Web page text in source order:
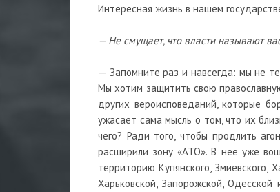
Интересная жизнь в нашем
— Не смущает, что власти называют
— Запомните раз и навсегда: мы не
Мы хотим защитить свою
других вероисповеданий, которые
ужасает сама мысль о том, что их
чего? Ради того, чтобы продлить
расширили зону «АТО». В нее уже
территорию Купянского, Змиевского,
Харьковской, Запорожской,